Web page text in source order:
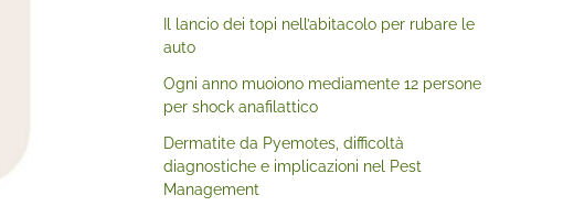
Il lancio dei topi nell’abitacolo per rubare le
auto
Ogni anno muoiono mediamente 12 persone
per shock anafilattico
Dermatite da Pyemotes, difficoltà
diagnostiche e implicazioni nel Pest
Management